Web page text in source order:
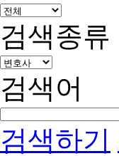
검색종류
검색어
검색하기